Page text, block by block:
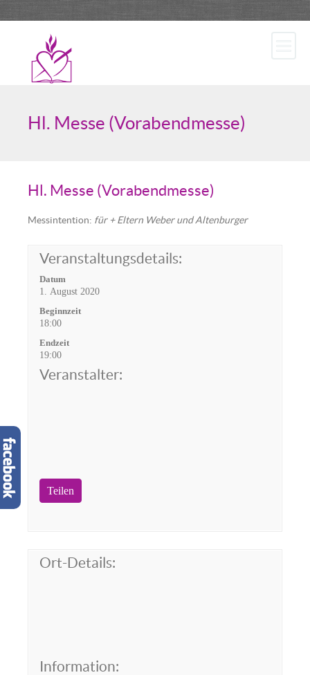
Hl. Messe (Vorabendmesse)
Hl. Messe (Vorabendmesse)
Messintention: für + Eltern Weber und Altenburger
Veranstaltungsdetails:
Datum
1. August 2020
Beginnzeit
18:00
Endzeit
19:00
Veranstalter:
Teilen
Ort-Details:
Information: